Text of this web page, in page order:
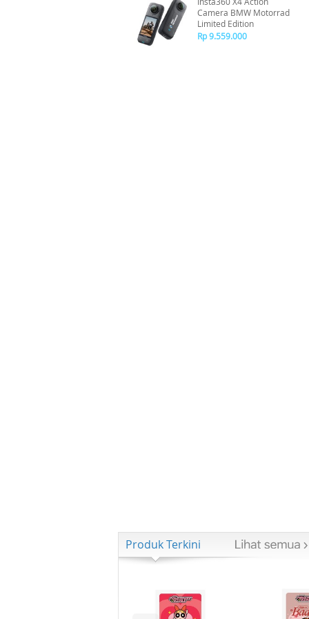
Camera BMW Motorrad
Limited Edition
Rp 9.559.000
Produk Terkini